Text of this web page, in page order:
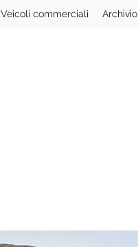
Veicoli commerciali